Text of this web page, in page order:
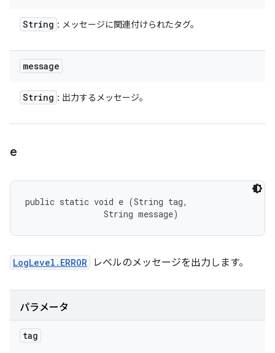
String : メッセージに関連付けられたタグ。
message
String : 出力するメッセージ。
e
public static void e (String tag,
                String message)
LogLevel.ERROR レベルのメッセージを出力します。
パラメータ
tag